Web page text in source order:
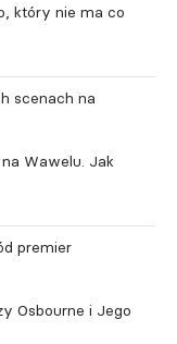
który nie ma co
scenach na
Wawelu. Jak
premier
Osbourne i Jego